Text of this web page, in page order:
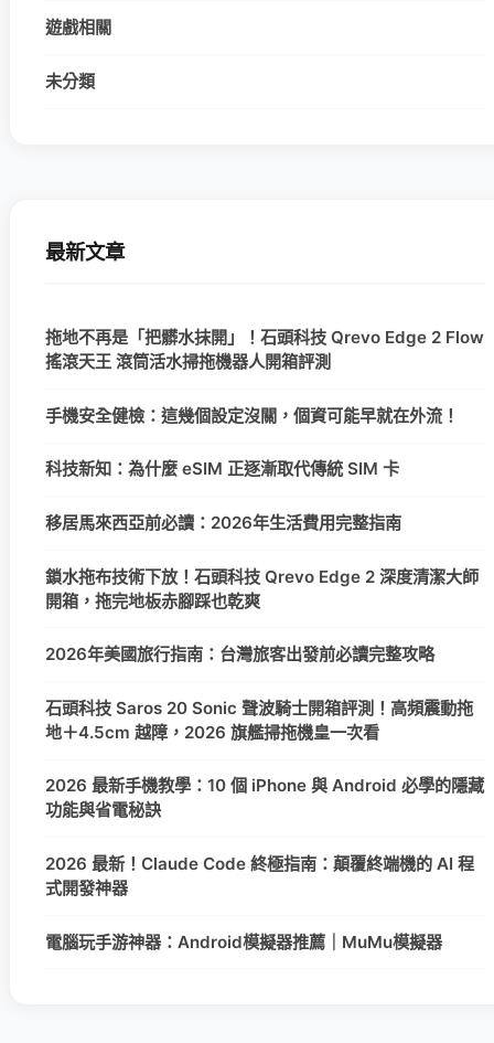
遊戲相關
未分類
最新文章
拖地不再是「把髒水抹開」！石頭科技 Qrevo Edge 2 Flow
搖滾天王 滾筒活水掃拖機器人開箱評測
手機安全健檢：這幾個設定沒關，個資可能早就在外流！
科技新知：為什麼 eSIM 正逐漸取代傳統 SIM 卡
移居馬來西亞前必讀：2026年生活費用完整指南
鎖水拖布技術下放！石頭科技 Qrevo Edge 2 深度清潔大師
開箱，拖完地板赤腳踩也乾爽
2026年美國旅行指南：台灣旅客出發前必讀完整攻略
石頭科技 Saros 20 Sonic 聲波騎士開箱評測！高頻震動拖
地＋4.5cm 越障，2026 旗艦掃拖機皇一次看
2026 最新手機教學：10 個 iPhone 與 Android 必學的隱藏
功能與省電秘訣
2026 最新！Claude Code 終極指南：顛覆終端機的 AI 程
式開發神器
電腦玩手游神器：Android模擬器推薦｜MuMu模擬器